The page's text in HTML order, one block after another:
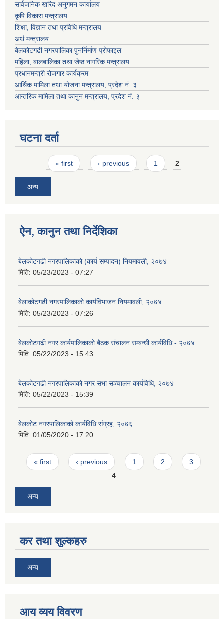
सार्वजनिक खरिद अनुगमन कार्यालय
कृषि विकास मन्त्रालय
शिक्षा, विज्ञान तथा प्रविधि मन्त्रालय
अर्थ मन्त्रालय
बेलकोटगढी नगरपालिका पुनर्निर्माण प्रोफाइल
महिला, बालबालिका तथा जेष्ठ नागरिक मन्त्रालय
प्रधानमन्त्री रोजगार कार्यक्रम
आर्थिक मामिला तथा योजना मन्त्रालय, प्रदेश नं. ३
आन्तरिक मामिला तथा कानुन मन्त्रालय, प्रदेश नं. ३
घटना दर्ता
Pages« first ‹ previous 1 2
अन्य
ऐन, कानुन तथा निर्देशिका
बेलकोटगढी नगरपालिकाको (कार्य सम्पादन) नियमावली, २०७४
मिति: 05/23/2023 - 07:27
बेलाकोटगढी नगरपालिकाको कार्यविभाजन नियमावली, २०७४
मिति: 05/23/2023 - 07:26
बेलकोटगढी नगर कार्यपालिकाको बैठक संचालन सम्बन्धी कार्यविधि - २०७४
मिति: 05/22/2023 - 15:43
बेलकोटगढी नगरपालिकाको नगर सभा सञ्चालन कार्यविधि, २०७४
मिति: 05/22/2023 - 15:39
बेलकोट नगरपालिकाको कार्यविधि संग्रह, २०७६
मिति: 01/05/2020 - 17:20
Pages
« first ‹ previous 1 2
3
4
अन्य
कर तथा शुल्कहरु
अन्य
आय व्यय विवरण